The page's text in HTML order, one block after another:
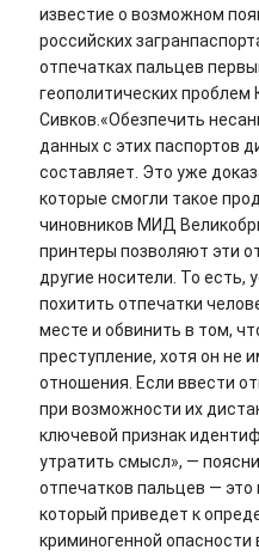
известие о возможном
российских
отпечатках пальцев
геополитических проблем
Сивков.«Обезпечить
данных с этих паспортов
составляет. Это уже
которые смогли такое
чиновников МИД
принтеры позволяют эти
другие носители. То есть,
похитить отпечатки
месте и обвинить в том,
преступление, хотя он не
отношения. Если ввести
при возможности их
ключевой признак
утратить смысл», —
отпечатков пальцев —
который приведет к
криминогенной